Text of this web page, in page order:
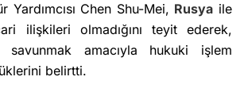
Yardımcısı Chen Shu-Mei, Rusya ile
ilişkileri olmadığını teyit ederek,
savunmak amacıyla hukuki işlem
belirtti.